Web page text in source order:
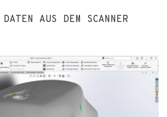
AUS DEM SCANNER